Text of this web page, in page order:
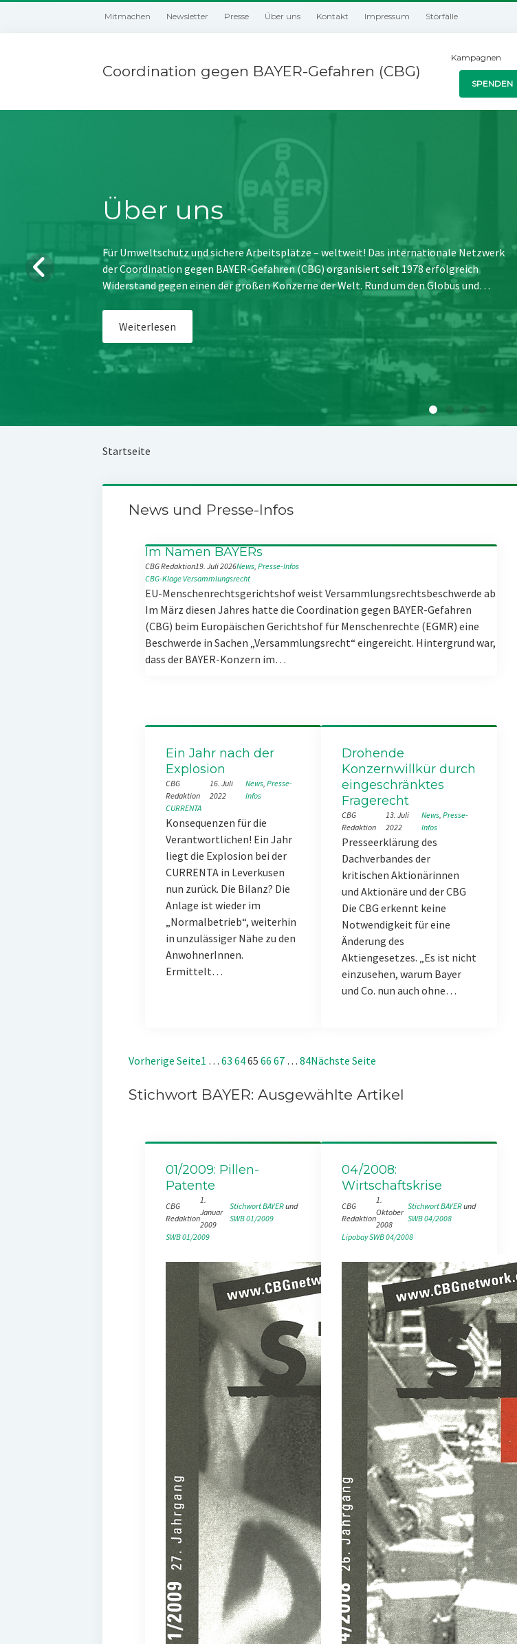
Mitmachen Newsletter Presse Über uns Kontakt Impressum Störfälle
Coordination gegen BAYER-Gefahren (CBG)
Kampagnen
SPENDEN
Über uns
Für Umweltschutz und sichere Arbeitsplätze – weltweit! Das internationale Netzwerk
der Coordination gegen BAYER-Gefahren (CBG) organisiert seit 1978 erfolgreich
Widerstand gegen einen der großen Konzerne der Welt. Rund um den Globus und…
Weiterlesen
Startseite
News und Presse-Infos
Im Namen BAYERs
CBG Redaktion19. Juli 2026News, Presse-Infos
CBG-Klage Versammlungsrecht
EU-Menschenrechtsgerichtshof weist Versammlungsrechtsbeschwerde ab
Im März diesen Jahres hatte die Coordination gegen BAYER-Gefahren
(CBG) beim Europäischen Gerichtshof für Menschenrechte (EGMR) eine
Beschwerde in Sachen „Versammlungsrecht“ eingereicht. Hintergrund war,
dass der BAYER-Konzern im…
Ein Jahr nach der
Explosion
CBG
Redaktion
16. Juli
2022
News, Presse-
Infos
CURRENTA
Konsequenzen für die
Verantwortlichen! Ein Jahr
liegt die Explosion bei der
CURRENTA in Leverkusen
nun zurück. Die Bilanz? Die
Anlage ist wieder im
„Normalbetrieb“, weiterhin
in unzulässiger Nähe zu den
AnwohnerInnen.
Ermittelt…
Drohende
Konzernwillkür durch
eingeschränktes
Fragerecht
CBG
Redaktion
13. Juli
2022
News, Presse-
Infos
Presseerklärung des
Dachverbandes der
kritischen Aktionärinnen
und Aktionäre und der CBG
Die CBG erkennt keine
Notwendigkeit für eine
Änderung des
Aktiengesetzes. „Es ist nicht
einzusehen, warum Bayer
und Co. nun auch ohne…
Vorherige Seite1 … 63 6465 66 67 … 84Nächste Seite
Stichwort BAYER: Ausgewählte Artikel
01/2009: Pillen-
Patente
CBG
Redaktion
1.
Januar
2009
Stichwort BAYER
und
SWB 01/2009
SWB 01/2009
04/2008:
Wirtschaftskrise
CBG
Redaktion
1.
Oktober
2008
Stichwort BAYER
und
SWB 04/2008
LipobaySWB 04/2008